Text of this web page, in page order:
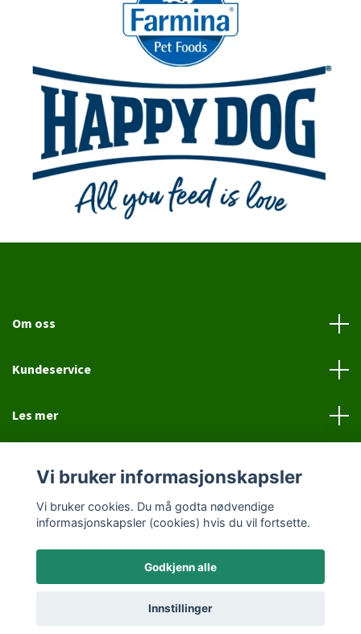
Om oss
Kundeservice
Les mer
© 2026 Jovial Hund
Vi bruker informasjonskapsler
Vi bruker cookies. Du må godta nødvendige
informasjonskapsler (cookies) hvis du vil fortsette.
Godkjenn alle
Innstillinger